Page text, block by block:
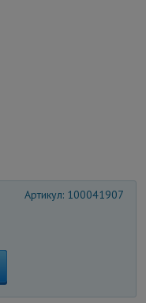
Артикул: 100041907